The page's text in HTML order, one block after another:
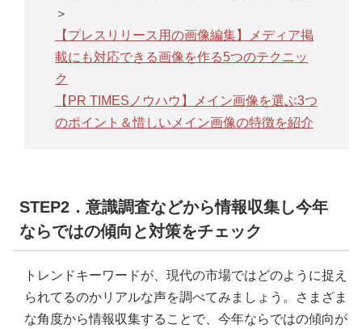
＞
【プレスリリース用の画像編集】メディア掲
載にも対応できる画像を作る5つのテクニッ
ク
【PR TIMESノウハウ】メイン画像を選ぶ3つ
のポイント＆惜しいメイン画像の特徴を紹介
STEP2．意識調査などから情報収集し今年
ならではの傾向と対策をチェック
トレンドキーワードが、現代の市場ではどのように捉え
られてるのかリアルな声を調べてみましょう。さまざま
な角度から情報収集することで、今年ならではの傾向が